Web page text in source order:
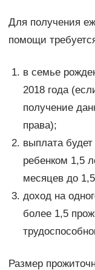
Для получения
помощи
в семье
2018 года
получение
права);
выплата
ребенком 1,5
месяцев до
доход на
более 1,5
Размер